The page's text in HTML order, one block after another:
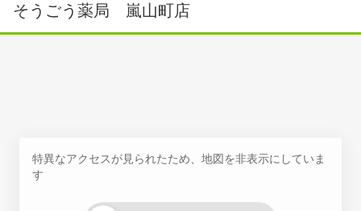
そうごう薬局 嵐山町店
特異なアクセスが見られたため、地図を非表示にしていま
す